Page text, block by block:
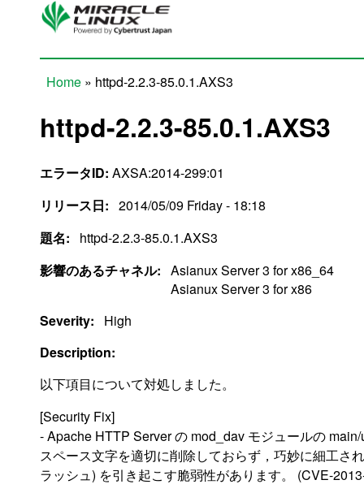
Skip to main content
Home » httpd-2.2.3-85.0.1.AXS3
httpd-2.2.3-85.0.1.AXS3
エラータID: AXSA:2014-299:01
リリース日: 2014/05/09 Friday - 18:18
題名:
httpd-2.2.3-85.0.1.AXS3
影響のあるチャネル: Asianux Server 3 for x86_64
Asianux Server 3 for x86
Severity:
High
Description:
以下項目について対処しました。
[Security Fix]
- Apache HTTP Server の mod_dav モジュールの
スペース文字を適切に削除しておらず，巧妙に細工さ
ラッシュ) を引き起こす脆弱性があります。 (CVE-